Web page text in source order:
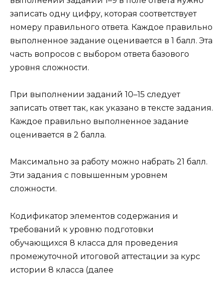
записать одну цифру, которая соответствует
номеру правильного ответа. Каждое правильно
выполненное задание оценивается в 1 балл. Эта
часть вопросов с выбором ответа базового
уровня сложности.
При выполнении заданий 10–15 следует
записать ответ так, как указано в тексте задания.
Каждое правильно выполненное задание
оценивается в 2 балла.
Максимально за работу можно набрать 21 балл.
Эти задания с повышенным уровнем
сложности.
Кодификатор элементов содержания и
требований к уровню подготовки
обучающихся 8 класса для проведения
промежуточной итоговой аттестации за курс
истории 8 класса (далее